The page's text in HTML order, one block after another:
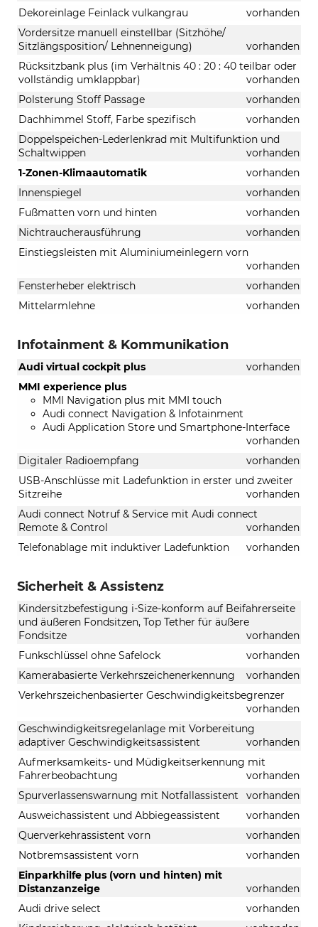
Dekoreinlage Feinlack vulkangrau
vorhanden
Vordersitze manuell einstellbar (Sitzhöhe/
Sitzlängsposition/ Lehnenneigung)
vorhanden
Rücksitzbank plus (im Verhältnis 40 : 20 : 40 teilbar oder
vollständig umklappbar)
vorhanden
Polsterung Stoff Passage
vorhanden
Dachhimmel Stoff, Farbe spezifisch
vorhanden
Doppelspeichen-Lederlenkrad mit Multifunktion und
Schaltwippen
vorhanden
1-Zonen-Klimaautomatik
vorhanden
Innenspiegel
vorhanden
Fußmatten vorn und hinten
vorhanden
Nichtraucherausführung
vorhanden
Einstiegsleisten mit Aluminiumeinlegern vorn
vorhanden
Fensterheber elektrisch
vorhanden
Mittelarmlehne
vorhanden
Infotainment & Kommunikation
Audi virtual cockpit plus
vorhanden
MMI experience plus
MMI Navigation plus mit MMI touch
Audi connect Navigation & Infotainment
Audi Application Store und Smartphone-Interface
vorhanden
Digitaler Radioempfang
vorhanden
USB-Anschlüsse mit Ladefunktion in erster und zweiter
Sitzreihe
vorhanden
Audi connect Notruf & Service mit Audi connect
Remote & Control
vorhanden
Telefonablage mit induktiver Ladefunktion
vorhanden
Sicherheit & Assistenz
Kindersitzbefestigung i-Size-konform auf Beifahrerseite
und äußeren Fondsitzen, Top Tether für äußere
Fondsitze
vorhanden
Funkschlüssel ohne Safelock
vorhanden
Kamerabasierte Verkehrszeichenerkennung
vorhanden
Verkehrszeichenbasierter Geschwindigkeitsbegrenzer
vorhanden
Geschwindigkeitsregelanlage mit Vorbereitung
adaptiver Geschwindigkeitsassistent
vorhanden
Aufmerksamkeits- und Müdigkeitserkennung mit
Fahrerbeobachtung
vorhanden
Spurverlassenswarnung mit Notfallassistent
vorhanden
Ausweichassistent und Abbiegeassistent
vorhanden
Querverkehrassistent vorn
vorhanden
Notbremsassistent vorn
vorhanden
Einparkhilfe plus (vorn und hinten) mit
Distanzanzeige
vorhanden
Audi drive select
vorhanden